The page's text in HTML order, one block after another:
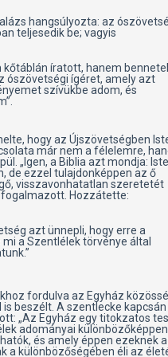
hangsúlyozta: az
teljesedik be; vagyis
kőtáblán íratott, hanem
ószövetségi ígéret, amely azt
szívükbe adom, és
hogy az Újszövetségben
már nem a félelemre,
„Igen, a Biblia azt mondja:
de ezzel tulajdonképpen az ő
visszavonhatatlan szeretetét
fogalmazott. Hozzátette:
azt ünnepli, hogy erre a
a Szentlélek törvénye által
fordulva az Egyház
beszélt. A szentlecke kapcsán
„Az Egyház egy titokzatos
adományai különbözőképpen
és amely éppen ezeknek
a különbözőségében éli az